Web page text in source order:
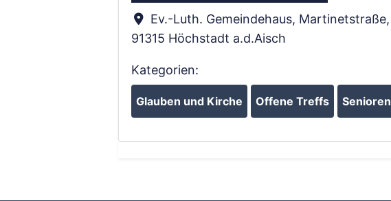
Ev.-Luth. Gemeindehaus, Martinetstraße,
91315 Höchstadt a.d.Aisch
Kategorien:
Glauben und Kirche Offene Treffs Senioren